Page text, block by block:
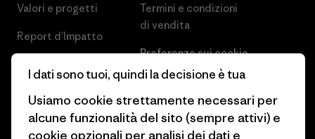
Valori e progetti
Report d’Impatto
Obiettivi climatici
1% For The Planet
Termini e condizioni
di vendita
Preferenze sui cookie
Lavora con noi
Stampa e media
I dati sono tuoi, quindi la decisione è tua
Usiamo cookie strettamente necessari per
alcune funzionalità del sito (sempre attivi) e
cookie opzionali per analisi dei dati e